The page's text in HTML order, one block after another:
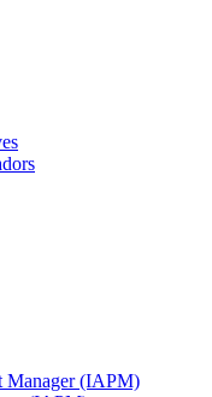
Manager (IAPM)